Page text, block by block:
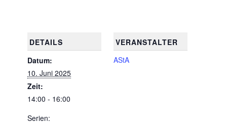
DETAILS
Datum:
10. Juni 2025
Zeit:
14:00 - 16:00
Serien:
VERANSTALTER
AStA